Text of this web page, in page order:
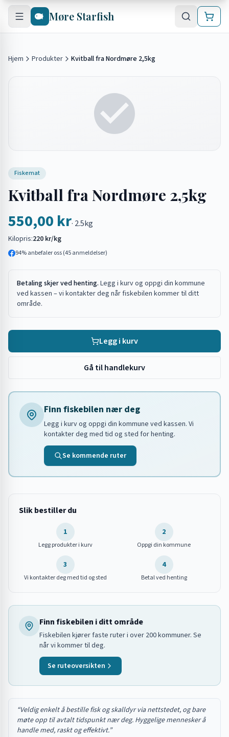
Hopp til hovedinnhold
Møre Starfish
Hjem Produkter Kvitball fra Nordmøre 2,5kg
Fiskemat
Kvitball fra Nordmøre 2,5kg
550,00 kr· 2.5kg
Kilopris:220 kr/kg
94% anbefaler oss (45anmeldelser)
Betaling skjer ved henting. Legg i kurv og oppgi din kommune
ved kassen – vi kontakter deg når fiskebilen kommer til ditt
område.
Legg i kurv
Gå til handlekurv
Finn fiskebilen nær deg
Legg i kurv og oppgi din kommune ved kassen. Vi
kontakter deg med tid og sted for henting.
Se kommende ruter
Slik bestiller du
1
Legg produkter i kurv
2
Oppgi din kommune
3
Vi kontakter deg med tid og sted
4
Betal ved henting
Finn fiskebilen i ditt område
Fiskebilen kjører faste ruter i over 200 kommuner. Se
når vi kommer til deg.
Se ruteoversikten
“Veldig enkelt å bestille fisk og skalldyr via nettstedet, og bare
møte opp til avtalt tidspunkt nær deg. Hyggelige mennesker å
handle med, raskt og effektivt.”